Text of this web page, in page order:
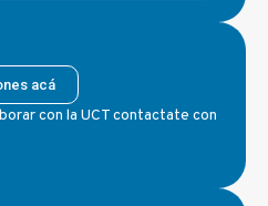
acá
con la UCT contactate con